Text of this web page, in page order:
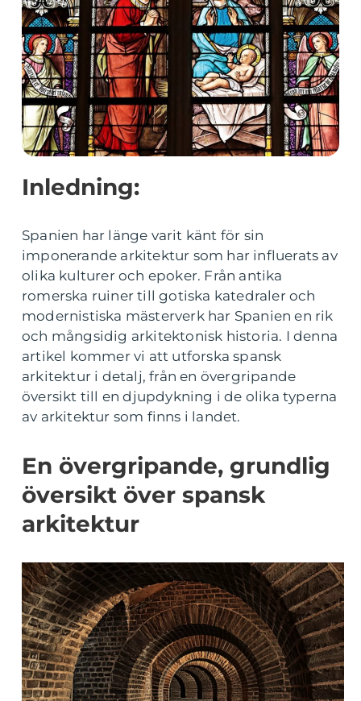
Inledning:
Spanien har länge varit känt för sin
imponerande arkitektur som har influerats av
olika kulturer och epoker. Från antika
romerska ruiner till gotiska katedraler och
modernistiska mästerverk har Spanien en rik
och mångsidig arkitektonisk historia. I denna
artikel kommer vi att utforska spansk
arkitektur i detalj, från en övergripande
översikt till en djupdykning i de olika typerna
av arkitektur som finns i landet.
En övergripande, grundlig
översikt över spansk
arkitektur